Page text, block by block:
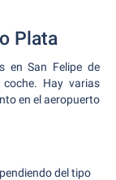
Plata
en San Felipe de
Hay varias
en el aeropuerto
del tipo